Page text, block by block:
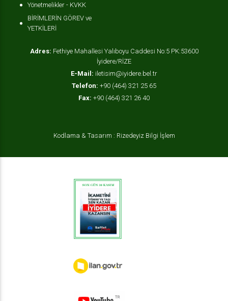
Yönetmelikler - KVKK
BİRİMLERİN GÖREV ve
YETKİLERİ
Adres: Fethiye Mahallesi Yalıboyu Caddesi No:5 PK:53600
İyidere/RİZE
E-Mail: iletisim@iyidere.bel.tr
Telefon: +90 (464) 321 25 65
Fax: +90 (464) 321 26 40
Kodlama & Tasarım : Rizedeyiz Bilgi İşlem